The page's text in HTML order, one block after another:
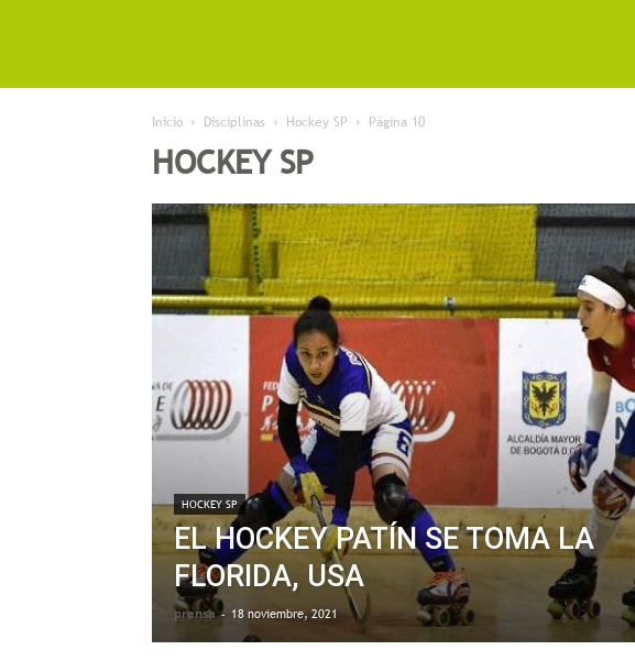
Inicio Disciplinas Hockey SP Página 10
HOCKEY SP
HOCKEY SP
EL HOCKEY PATÍN SE TOMA LA
FLORIDA, USA
prensa - 18 noviembre, 2021